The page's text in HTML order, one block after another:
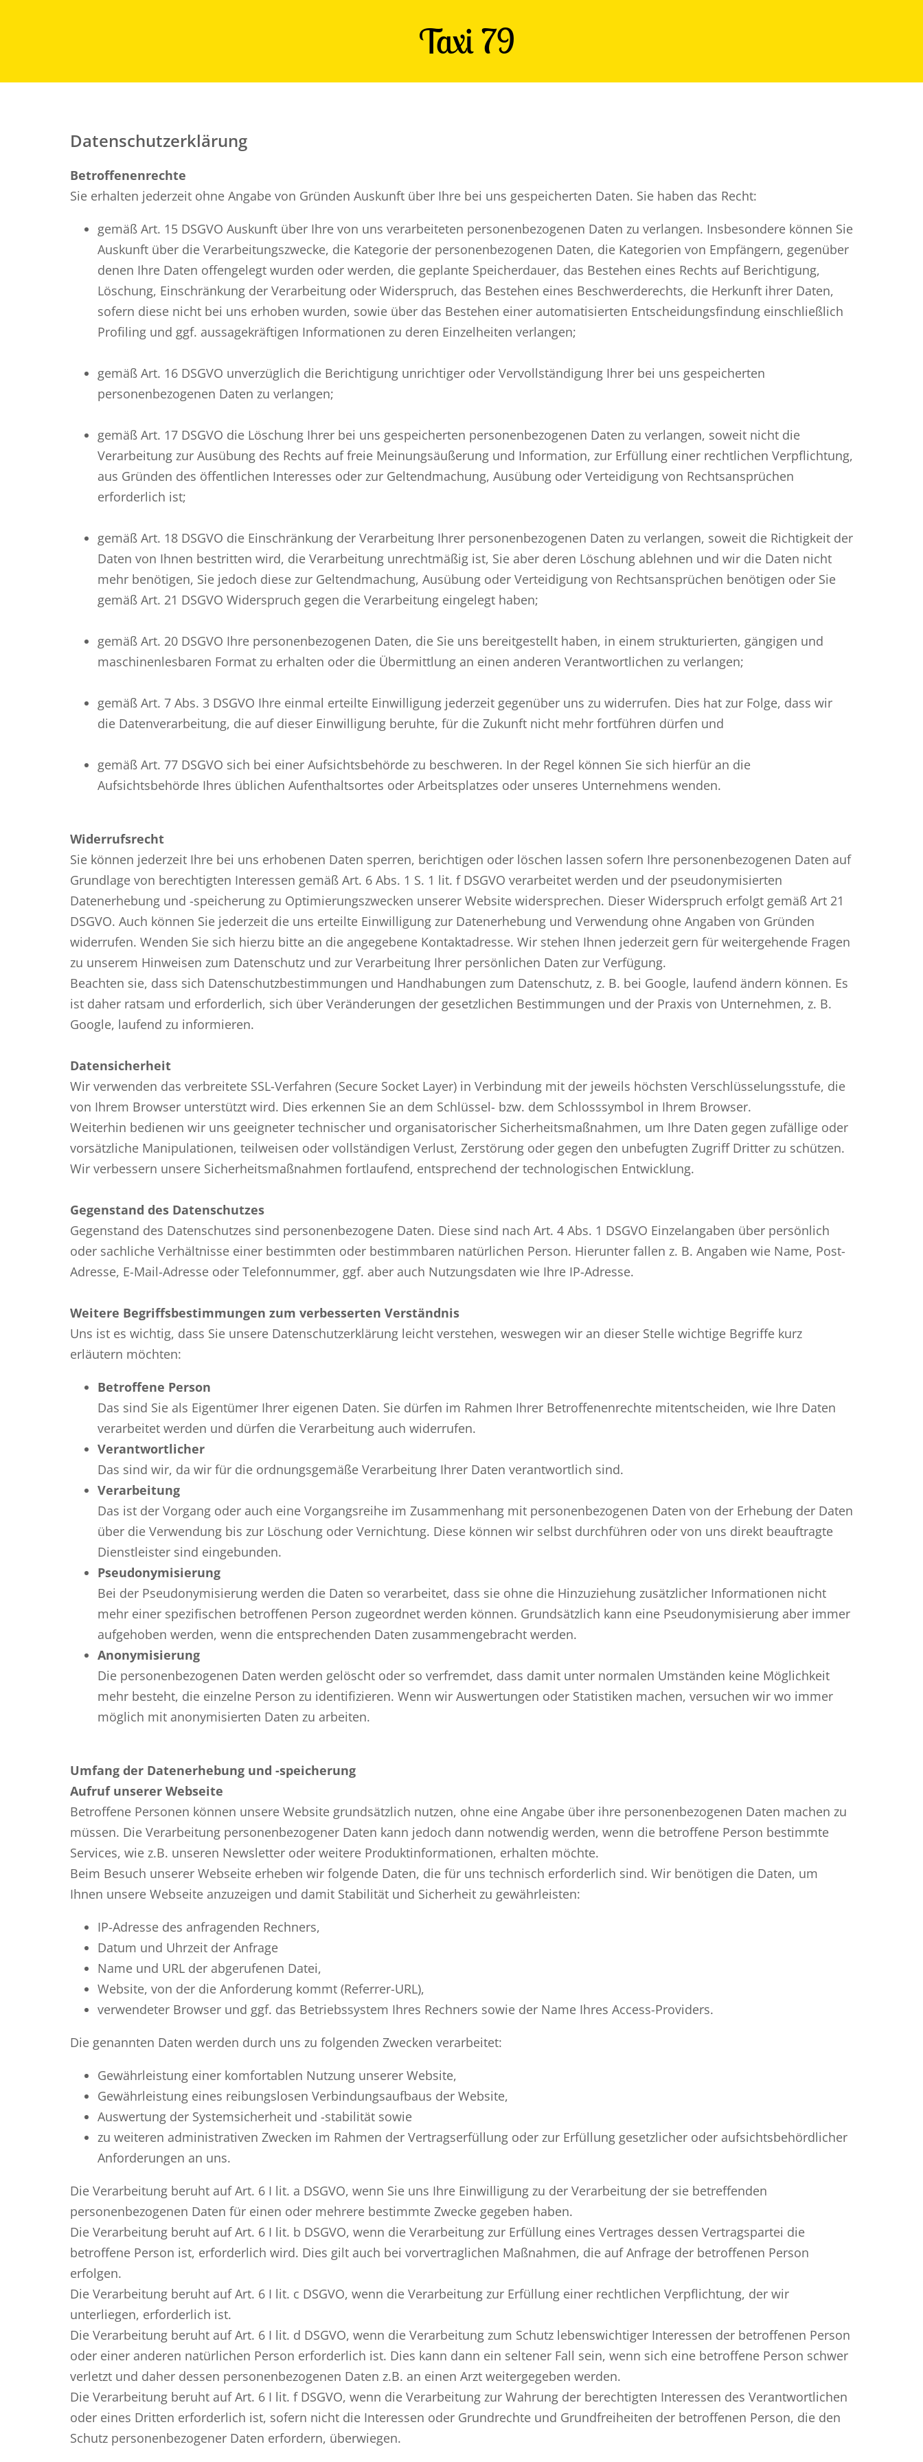
Taxi 79
Datenschutzerklärung
Betroffenenrechte
Sie erhalten jederzeit ohne Angabe von Gründen Auskunft über Ihre bei uns gespeicherten Daten. Sie haben das Recht:
gemäß Art. 15 DSGVO Auskunft über Ihre von uns verarbeiteten personenbezogenen Daten zu verlangen. Insbesondere können Sie
Auskunft über die Verarbeitungszwecke, die Kategorie der personenbezogenen Daten, die Kategorien von Empfängern, gegenüber
denen Ihre Daten offengelegt wurden oder werden, die geplante Speicherdauer, das Bestehen eines Rechts auf Berichtigung,
Löschung, Einschränkung der Verarbeitung oder Widerspruch, das Bestehen eines Beschwerderechts, die Herkunft ihrer Daten,
sofern diese nicht bei uns erhoben wurden, sowie über das Bestehen einer automatisierten Entscheidungsfindung einschließlich
Profiling und ggf. aussagekräftigen Informationen zu deren Einzelheiten verlangen;
gemäß Art. 16 DSGVO unverzüglich die Berichtigung unrichtiger oder Vervollständigung Ihrer bei uns gespeicherten
personenbezogenen Daten zu verlangen;
gemäß Art. 17 DSGVO die Löschung Ihrer bei uns gespeicherten personenbezogenen Daten zu verlangen, soweit nicht die
Verarbeitung zur Ausübung des Rechts auf freie Meinungsäußerung und Information, zur Erfüllung einer rechtlichen Verpflichtung,
aus Gründen des öffentlichen Interesses oder zur Geltendmachung, Ausübung oder Verteidigung von Rechtsansprüchen
erforderlich ist;
gemäß Art. 18 DSGVO die Einschränkung der Verarbeitung Ihrer personenbezogenen Daten zu verlangen, soweit die Richtigkeit der
Daten von Ihnen bestritten wird, die Verarbeitung unrechtmäßig ist, Sie aber deren Löschung ablehnen und wir die Daten nicht
mehr benötigen, Sie jedoch diese zur Geltendmachung, Ausübung oder Verteidigung von Rechtsansprüchen benötigen oder Sie
gemäß Art. 21 DSGVO Widerspruch gegen die Verarbeitung eingelegt haben;
gemäß Art. 20 DSGVO Ihre personenbezogenen Daten, die Sie uns bereitgestellt haben, in einem strukturierten, gängigen und
maschinenlesbaren Format zu erhalten oder die Übermittlung an einen anderen Verantwortlichen zu verlangen;
gemäß Art. 7 Abs. 3 DSGVO Ihre einmal erteilte Einwilligung jederzeit gegenüber uns zu widerrufen. Dies hat zur Folge, dass wir
die Datenverarbeitung, die auf dieser Einwilligung beruhte, für die Zukunft nicht mehr fortführen dürfen und
gemäß Art. 77 DSGVO sich bei einer Aufsichtsbehörde zu beschweren. In der Regel können Sie sich hierfür an die
Aufsichtsbehörde Ihres üblichen Aufenthaltsortes oder Arbeitsplatzes oder unseres Unternehmens wenden.
Widerrufsrecht
Sie können jederzeit Ihre bei uns erhobenen Daten sperren, berichtigen oder löschen lassen sofern Ihre personenbezogenen Daten auf
Grundlage von berechtigten Interessen gemäß Art. 6 Abs. 1 S. 1 lit. f DSGVO verarbeitet werden und der pseudonymisierten
Datenerhebung und -speicherung zu Optimierungszwecken unserer Website widersprechen. Dieser Widerspruch erfolgt gemäß Art 21
DSGVO. Auch können Sie jederzeit die uns erteilte Einwilligung zur Datenerhebung und Verwendung ohne Angaben von Gründen
widerrufen. Wenden Sie sich hierzu bitte an die angegebene Kontaktadresse. Wir stehen Ihnen jederzeit gern für weitergehende Fragen
zu unserem Hinweisen zum Datenschutz und zur Verarbeitung Ihrer persönlichen Daten zur Verfügung.
Beachten sie, dass sich Datenschutzbestimmungen und Handhabungen zum Datenschutz, z. B. bei Google, laufend ändern können. Es
ist daher ratsam und erforderlich, sich über Veränderungen der gesetzlichen Bestimmungen und der Praxis von Unternehmen, z. B.
Google, laufend zu informieren.
Datensicherheit
Wir verwenden das verbreitete SSL-Verfahren (Secure Socket Layer) in Verbindung mit der jeweils höchsten Verschlüsselungsstufe, die
von Ihrem Browser unterstützt wird. Dies erkennen Sie an dem Schlüssel- bzw. dem Schlosssymbol in Ihrem Browser.
Weiterhin bedienen wir uns geeigneter technischer und organisatorischer Sicherheitsmaßnahmen, um Ihre Daten gegen zufällige oder
vorsätzliche Manipulationen, teilweisen oder vollständigen Verlust, Zerstörung oder gegen den unbefugten Zugriff Dritter zu schützen.
Wir verbessern unsere Sicherheitsmaßnahmen fortlaufend, entsprechend der technologischen Entwicklung.
Gegenstand des Datenschutzes
Gegenstand des Datenschutzes sind personenbezogene Daten. Diese sind nach Art. 4 Abs. 1 DSGVO Einzelangaben über persönlich
oder sachliche Verhältnisse einer bestimmten oder bestimmbaren natürlichen Person. Hierunter fallen z. B. Angaben wie Name, Post-
Adresse, E-Mail-Adresse oder Telefonnummer, ggf. aber auch Nutzungsdaten wie Ihre IP-Adresse.
Weitere Begriffsbestimmungen zum verbesserten Verständnis
Uns ist es wichtig, dass Sie unsere Datenschutzerklärung leicht verstehen, weswegen wir an dieser Stelle wichtige Begriffe kurz
erläutern möchten:
Betroffene Person
Das sind Sie als Eigentümer Ihrer eigenen Daten. Sie dürfen im Rahmen Ihrer Betroffenenrechte mitentscheiden, wie Ihre Daten
verarbeitet werden und dürfen die Verarbeitung auch widerrufen.
Verantwortlicher
Das sind wir, da wir für die ordnungsgemäße Verarbeitung Ihrer Daten verantwortlich sind.
Verarbeitung
Das ist der Vorgang oder auch eine Vorgangsreihe im Zusammenhang mit personenbezogenen Daten von der Erhebung der Daten
über die Verwendung bis zur Löschung oder Vernichtung. Diese können wir selbst durchführen oder von uns direkt beauftragte
Dienstleister sind eingebunden.
Pseudonymisierung
Bei der Pseudonymisierung werden die Daten so verarbeitet, dass sie ohne die Hinzuziehung zusätzlicher Informationen nicht
mehr einer spezifischen betroffenen Person zugeordnet werden können. Grundsätzlich kann eine Pseudonymisierung aber immer
aufgehoben werden, wenn die entsprechenden Daten zusammengebracht werden.
Anonymisierung
Die personenbezogenen Daten werden gelöscht oder so verfremdet, dass damit unter normalen Umständen keine Möglichkeit
mehr besteht, die einzelne Person zu identifizieren. Wenn wir Auswertungen oder Statistiken machen, versuchen wir wo immer
möglich mit anonymisierten Daten zu arbeiten.
Umfang der Datenerhebung und -speicherung
Aufruf unserer Webseite
Betroffene Personen können unsere Website grundsätzlich nutzen, ohne eine Angabe über ihre personenbezogenen Daten machen zu
müssen. Die Verarbeitung personenbezogener Daten kann jedoch dann notwendig werden, wenn die betroffene Person bestimmte
Services, wie z.B. unseren Newsletter oder weitere Produktinformationen, erhalten möchte.
Beim Besuch unserer Webseite erheben wir folgende Daten, die für uns technisch erforderlich sind. Wir benötigen die Daten, um
Ihnen unsere Webseite anzuzeigen und damit Stabilität und Sicherheit zu gewährleisten:
IP-Adresse des anfragenden Rechners,
Datum und Uhrzeit der Anfrage
Name und URL der abgerufenen Datei,
Website, von der die Anforderung kommt (Referrer-URL),
verwendeter Browser und ggf. das Betriebssystem Ihres Rechners sowie der Name Ihres Access-Providers.
Die genannten Daten werden durch uns zu folgenden Zwecken verarbeitet:
Gewährleistung einer komfortablen Nutzung unserer Website,
Gewährleistung eines reibungslosen Verbindungsaufbaus der Website,
Auswertung der Systemsicherheit und -stabilität sowie
zu weiteren administrativen Zwecken im Rahmen der Vertragserfüllung oder zur Erfüllung gesetzlicher oder aufsichtsbehördlicher
Anforderungen an uns.
Die Verarbeitung beruht auf Art. 6 I lit. a DSGVO, wenn Sie uns Ihre Einwilligung zu der Verarbeitung der sie betreffenden
personenbezogenen Daten für einen oder mehrere bestimmte Zwecke gegeben haben.
Die Verarbeitung beruht auf Art. 6 I lit. b DSGVO, wenn die Verarbeitung zur Erfüllung eines Vertrages dessen Vertragspartei die
betroffene Person ist, erforderlich wird. Dies gilt auch bei vorvertraglichen Maßnahmen, die auf Anfrage der betroffenen Person
erfolgen.
Die Verarbeitung beruht auf Art. 6 I lit. c DSGVO, wenn die Verarbeitung zur Erfüllung einer rechtlichen Verpflichtung, der wir
unterliegen, erforderlich ist.
Die Verarbeitung beruht auf Art. 6 I lit. d DSGVO, wenn die Verarbeitung zum Schutz lebenswichtiger Interessen der betroffenen Person
oder einer anderen natürlichen Person erforderlich ist. Dies kann dann ein seltener Fall sein, wenn sich eine betroffene Person schwer
verletzt und daher dessen personenbezogenen Daten z.B. an einen Arzt weitergegeben werden.
Die Verarbeitung beruht auf Art. 6 I lit. f DSGVO, wenn die Verarbeitung zur Wahrung der berechtigten Interessen des Verantwortlichen
oder eines Dritten erforderlich ist, sofern nicht die Interessen oder Grundrechte und Grundfreiheiten der betroffenen Person, die den
Schutz personenbezogener Daten erfordern, überwiegen.